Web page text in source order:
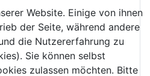
Website. Einige von ihnen
der Seite, während andere
die Nutzererfahrung zu
Sie können selbst
zulassen möchten. Bitte